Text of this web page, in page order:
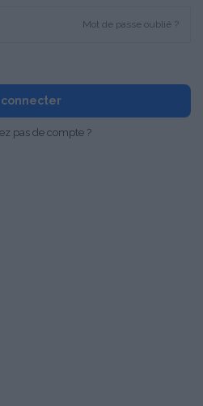
Mot de passe oublié ?
connecter
pas de compte ?